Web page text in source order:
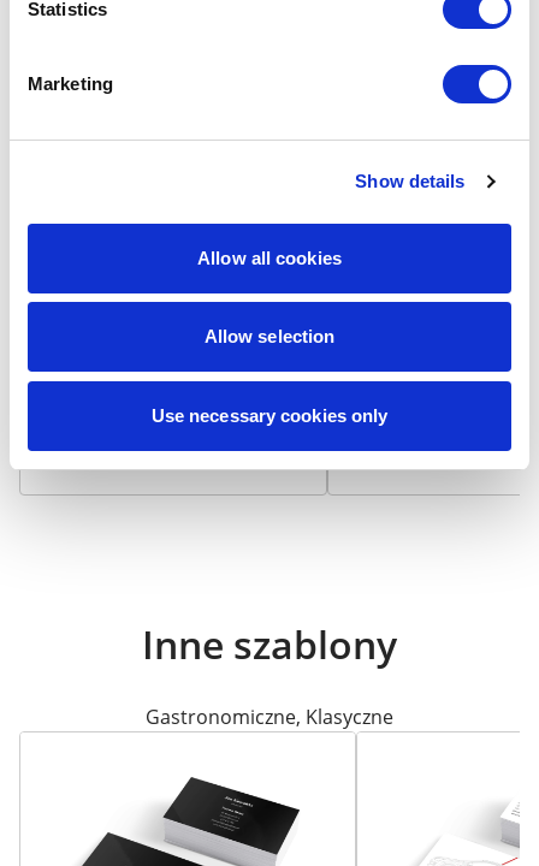
Statistics
Marketing
Show details
Allow all cookies
Allow selection
Use necessary cookies only
Wizytówka na papierze 300
g/m² z matowym laminatem,
zapewnia niepalcującą się
zwiększa trwałość i chroni przed
+7,90 zł / 100 szt.
Laminat
g/m² pokryta
laminatem, który
bardziej odporna na
żywotność.
+7,90 zł / 100 szt.
Inne szablony
Gastronomiczne, Klasyczne